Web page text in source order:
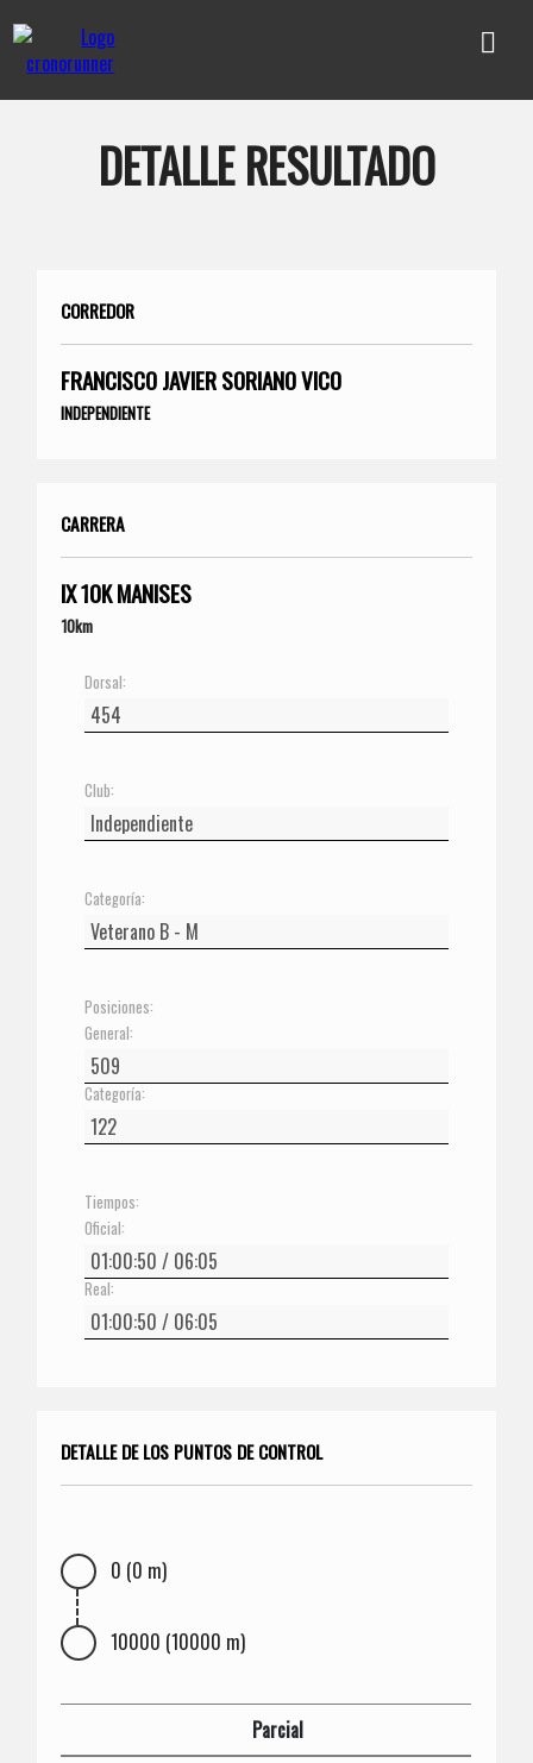
DETALLE RESULTADO
CORREDOR
FRANCISCO JAVIER SORIANO VICO
INDEPENDIENTE
CARRERA
IX 10K MANISES
10km
Dorsal:
Club:
Categoría:
Posiciones:
General:
Categoría:
Tiempos:
Oficial:
Real:
DETALLE DE LOS PUNTOS DE CONTROL
0 (0 m)
10000 (10000 m)
Parcial